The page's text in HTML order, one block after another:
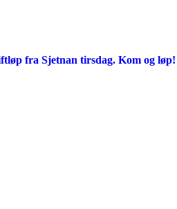
fra Sjetnan tirsdag. Kom og løp!